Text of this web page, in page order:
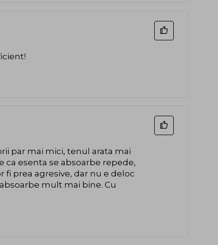
par mai mici, tenul arata mai
ca esenta se absoarbe repede,
fi prea agresive, dar nu e deloc
mult mai bine. Cu